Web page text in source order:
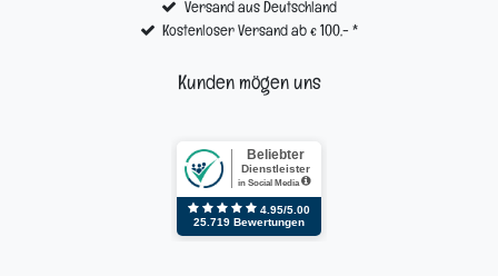
Versand aus Deutschland
Kostenloser Versand ab € 100,- *
Kunden mögen uns